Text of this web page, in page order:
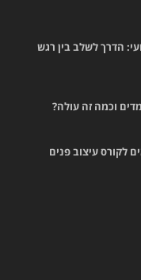
הדרך לשלב בין רגש
וכמה זה עולה?
לקורס עיצוב פנים